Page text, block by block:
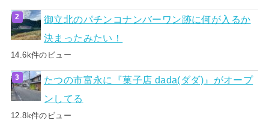
御立北のパチンコナンバーワン跡に何が入るか
決まったみたい！
14.6k件のビュー
たつの市富永に『菓子店 dada(ダダ)』がオープ
ンしてる
12.8k件のビュー